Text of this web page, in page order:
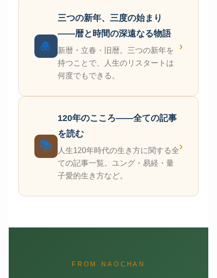
🎍
三つの新年、三度の始まり
——暦と時間の深遠なる物語
新暦・立春・旧暦。三つの新年を
持つことで、人生のリスタートは
何度でもできる。
›
📚
120年のこころ——全ての記事
を読む
人生120年時代の生き方に関する全
ての記事一覧。ユング・易経・量
子愛的生き方など。
›
FROM NAOCHAN